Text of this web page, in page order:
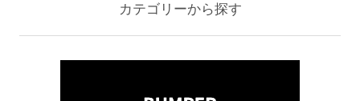
カテゴリーから探す